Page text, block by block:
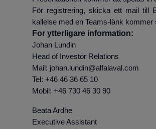
För registrering, skicka ett mail till
kallelse med en Teams-länk
For ytterligare information:
Johan Lundin
Head of Investor Relations
Mail: johan.lundin@alfalaval.com
Tel: +46 46 36 65 10
Mobil: +46 730 46 30 90
Beata Ardhe
Executive Assistant